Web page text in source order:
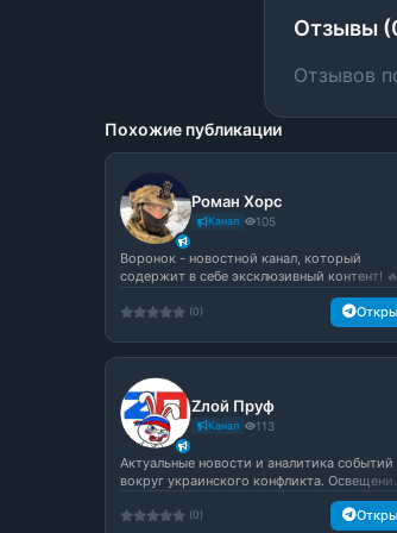
Отзывы
Отзывов
Похожие публикации
Роман Хорс
Канал 105
Воронок - новостной канал, который
содержит в себе эксклюзивный контент! 🔥
(0)
Zлой Пруф️
Канал 113
Актуальные новости и аналитика событий
вокруг украинского конфликта. Освещени...
(0)